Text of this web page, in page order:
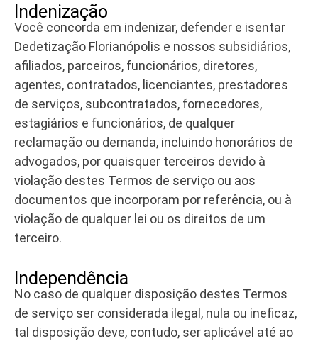
Indenização
Você concorda em indenizar, defender e isentar
Dedetização Florianópolis e nossos subsidiários,
afiliados, parceiros, funcionários, diretores,
agentes, contratados, licenciantes, prestadores
de serviços, subcontratados, fornecedores,
estagiários e funcionários, de qualquer
reclamação ou demanda, incluindo honorários de
advogados, por quaisquer terceiros devido à
violação destes Termos de serviço ou aos
documentos que incorporam por referência, ou à
violação de qualquer lei ou os direitos de um
terceiro.
Independência
No caso de qualquer disposição destes Termos
de serviço ser considerada ilegal, nula ou ineficaz,
tal disposição deve, contudo, ser aplicável até ao